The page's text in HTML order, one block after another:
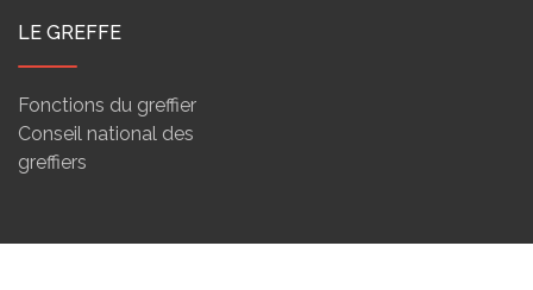
LE GREFFE
Fonctions du greffier
Conseil national des
greffiers